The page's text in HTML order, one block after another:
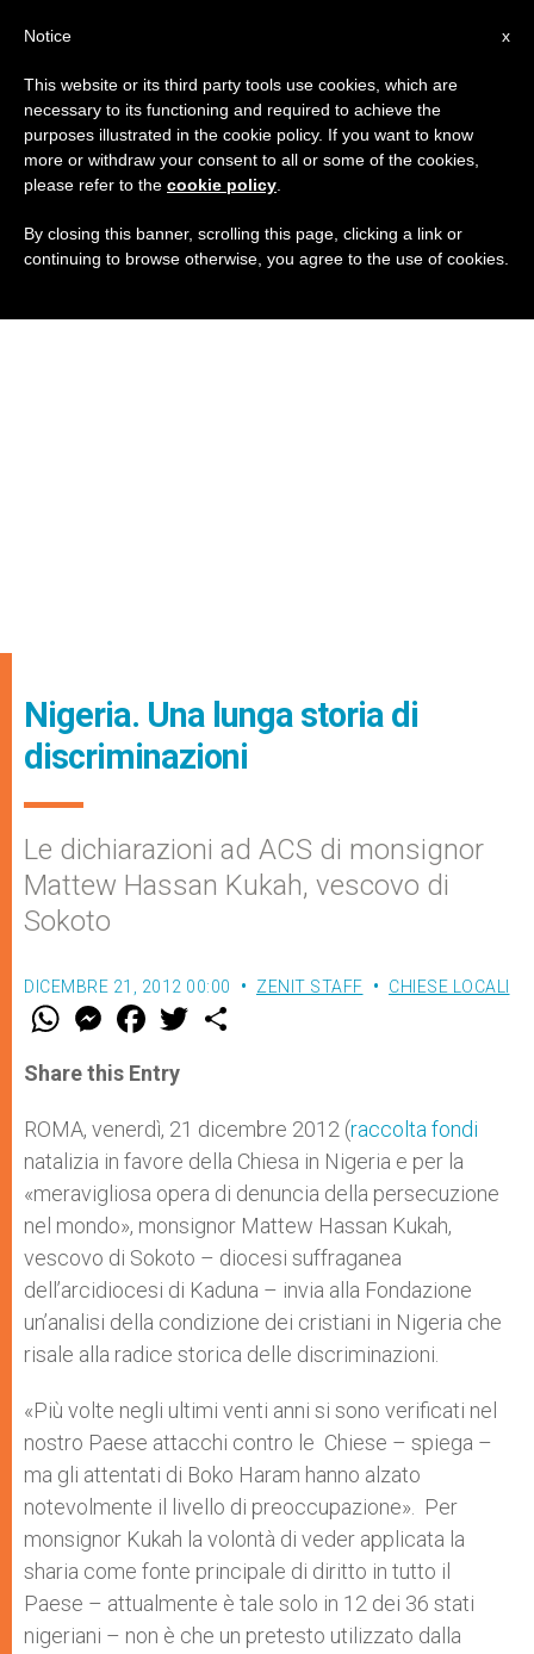
Nigeria. Una lunga storia di
discriminazioni
Le dichiarazioni ad ACS di monsignor
Mattew Hassan Kukah, vescovo di
Sokoto
DICEMBRE 21, 2012 00:00 ZENIT STAFF CHIESE LOCALI
W
t
s
p
p
M
e
s
e
g
e
r
F
a
e
b
o
k
w
r
Share this Entry
ROMA, venerdì, 21 dicembre 2012 (raccolta fondi
natalizia in favore della Chiesa in Nigeria e per la
«meravigliosa opera di denuncia della persecuzione
nel mondo», monsignor Mattew Hassan Kukah,
vescovo di Sokoto – diocesi suffraganea
dell’arcidiocesi di Kaduna – invia alla Fondazione
un’analisi della condizione dei cristiani in Nigeria che
risale alla radice storica delle discriminazioni.
«Più volte negli ultimi venti anni si sono verificati nel
nostro Paese attacchi contro le Chiese – spiega –
ma gli attentati di Boko Haram hanno alzato
notevolmente il livello di preoccupazione». Per
monsignor Kukah la volontà di veder applicata la
sharia come fonte principale di diritto in tutto il
Paese – attualmente è tale solo in 12 dei 36 stati
nigeriani – non è che un pretesto utilizzato dalla
x
Notice
This website or its third party tools use cookies, which are
necessary to its functioning and required to achieve the
purposes illustrated in the cookie policy. If you want to know
more or withdraw your consent to all or some of the cookies,
please refer to the cookie policy
By closing this banner, scrolling this page, clicking a link or
continuing to browse otherwise, you agree to the use of cookies.